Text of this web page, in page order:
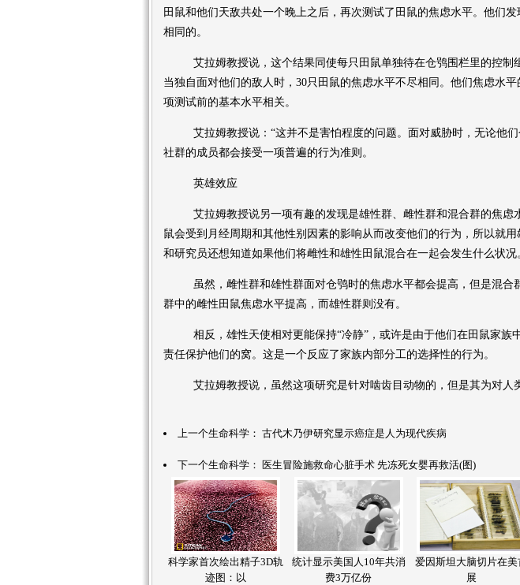
田鼠和他们天敌共处一个晚上之后，再次测试了田鼠的焦虑水平。他们
相同的。
艾拉姆教授说，这个结果同使每只田鼠单独待在仓鸮围栏里的控制
当独自面对他们的敌人时，30只田鼠的焦虑水平不尽相同。他们焦虑水
项测试前的基本水平相关。
艾拉姆教授说：“这并不是害怕程度的问题。面对威胁时，无论他们
社群的成员都会接受一项普遍的行为准则。
英雄效应
艾拉姆教授说另一项有趣的发现是雄性群、雌性群和混合群的焦虑
鼠会受到月经周期和其他性别因素的影响从而改变他们的行为，所以就
和研究员还想知道如果他们将雌性和雄性田鼠混合在一起会发生什么状况
虽然，雌性群和雄性群面对仓鸮时的焦虑水平都会提高，但是混合
群中的雌性田鼠焦虑水平提高，而雄性群则没有。
相反，雄性天使相对更能保持“冷静”，或许是由于他们在田鼠家族
责任保护他们的窝。这是一个反应了家族内部分工的选择性的行为。
艾拉姆教授说，虽然这项研究是针对啮齿目动物的，但是其为对人
上一个生命科学： 古代木乃伊研究显示癌症是人为现代疾病
下一个生命科学： 医生冒险施救命心脏手术 先冻死女婴再救活(图)
科学家首次绘出精子3D轨
迹图：以
统计显示美国人10年共消
费3万亿份
爱因斯坦大脑切片在美
展